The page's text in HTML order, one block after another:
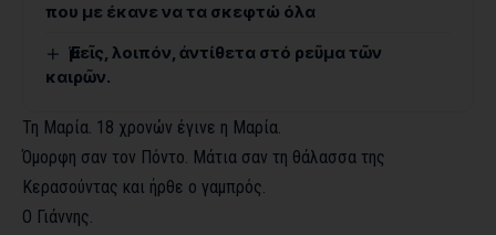
που με έκανε να τα σκεφτώ όλα
Ἐμεῖς, λοιπόν, ἀντίθετα στό ρεῦμα τῶν
καιρῶν.
Τη Μαρία. 18 χρονών έγινε η Μαρία.
Όμορφη σαν τον Πόντο. Μάτια σαν τη θάλασσα της
Κερασούντας και ήρθε ο γαμπρός.
Ο Γιάννης.